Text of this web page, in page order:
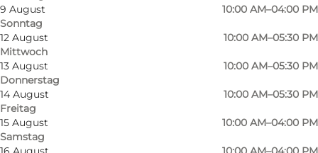
9 August
Sonntag
10:00 AM–04:00 PM
12 August
Mittwoch
10:00 AM–05:30 PM
13 August
Donnerstag
10:00 AM–05:30 PM
14 August
Freitag
10:00 AM–05:30 PM
15 August
Samstag
10:00 AM–04:00 PM